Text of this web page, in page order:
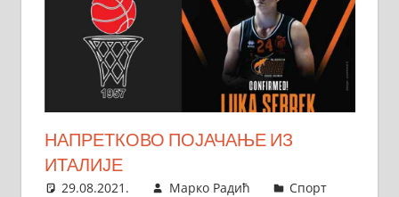
НАПРЕТКОВО ПОЈАЧАЊЕ ИЗ
ИТАЛИЈЕ
29.08.2021. Марко Радић
Спорт